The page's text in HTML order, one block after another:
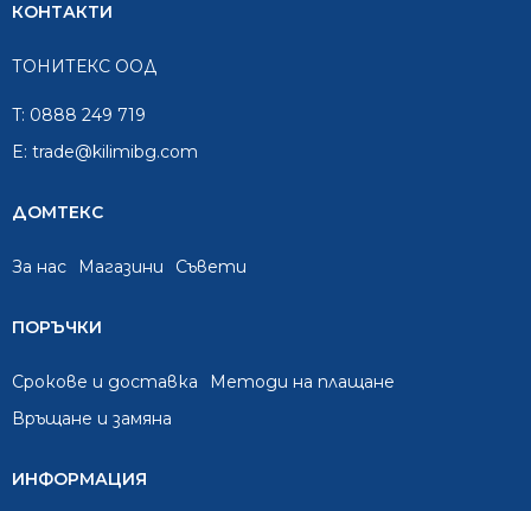
КОНТАКТИ
ТОНИТЕКС ООД
T: 0888 249 719
E: trade@kilimibg.com
ДОМТЕКС
За нас Mагазини Съвети
ПОРЪЧКИ
Срокове и доставка
Методи на плащане
Връщане и замяна
ИНФОРМАЦИЯ